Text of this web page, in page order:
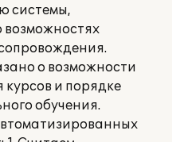
системы,
возможностях
о возможности
и порядке
обучения.